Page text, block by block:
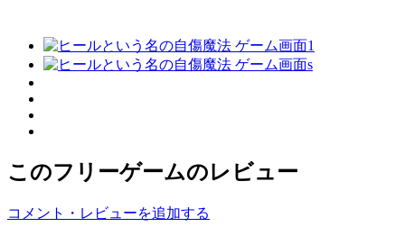
このフリーゲームのレビュー
コメント・レビューを追加する